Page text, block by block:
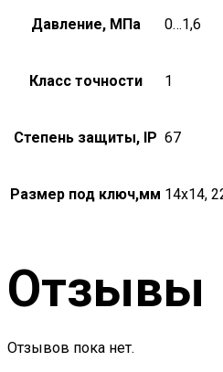
Давление, МПа 0…1,6
Класс точности 1
Степень защиты, IP 67
Размер под ключ,мм 14х14,
Отзывы
Отзывов пока нет.